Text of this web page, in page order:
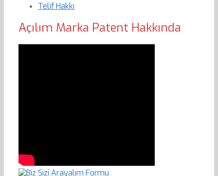
Telif Hakkı
Açılım Marka Patent Hakkında